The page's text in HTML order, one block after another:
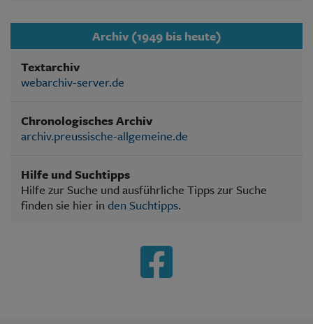
Archiv (1949 bis heute)
Textarchiv
webarchiv-server.de
Chronologisches Archiv
archiv.preussische-allgemeine.de
Hilfe und Suchtipps
Hilfe zur Suche und ausführliche Tipps zur Suche
finden sie hier in den Suchtipps.